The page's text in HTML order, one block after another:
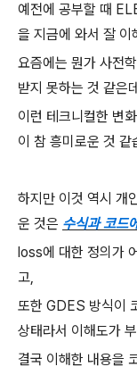
예전에 공부할 때
을 지금에 와서 잘 이
요즘에는 뭔가 사전
받지 못하는 것 같은
이런 테크니컬한 변
이 참 흥미로운 것 같
하지만 이것 역시 개
운 것은 수식과 코드
loss에 대한 정의가
고,
또한 GDES 방식이
상태라서 이해도가
결국 이해한 내용을